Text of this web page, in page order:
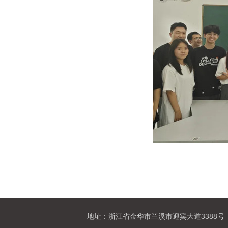
地址：浙江省金华市兰溪市迎宾大道